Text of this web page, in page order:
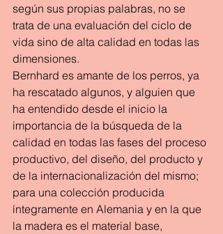
según sus propias palabras, no se
trata de una evaluación del ciclo de
vida sino de alta calidad en todas las
dimensiones.
Bernhard es amante de los perros, ya
ha rescatado algunos, y alguien que
ha entendido desde el inicio la
importancia de la búsqueda de la
calidad en todas las fases del proceso
productivo, del diseño, del producto y
de la internacionalización del mismo;
para una colección producida
íntegramente en Alemania y en la que
la madera es el material base,